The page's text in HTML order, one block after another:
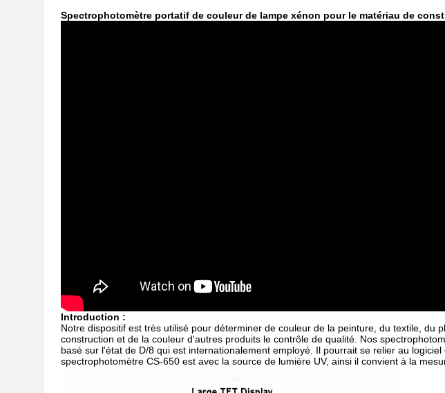
Spectrophotomètre portatif de couleur de lampe xénon pour le matériau de
Introduction :
Notre dispositif est très utilisé pour déterminer de couleur de la peinture, du textile, du
construction et de la couleur d'autres produits le contrôle de qualité. Nos
basé sur l'état de D/8 qui est internationalement employé. Il pourrait se relier au
spectrophotomètre CS-650 est avec la source de lumière UV, ainsi il convient à la